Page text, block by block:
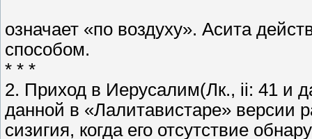
означает «по воздуху». Асита
способом.
* * *
2. Приход в Иерусалим(Лк., ii: 41 и
данной в «Лалитавистаре» версии
сизигия, когда его отсутствие